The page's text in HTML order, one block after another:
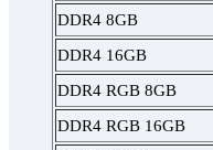
DDR4 8GB
DDR4 16GB
DDR4 RGB 8GB
DDR4 RGB 16GB